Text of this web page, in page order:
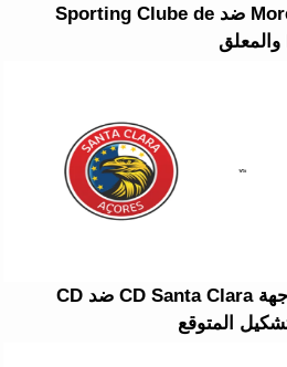
تفاصيل مباراة Moreirense FC ضد Sporting Clube de
Primeira Liga: موعد مواجهة CD Santa Clara ضد CD